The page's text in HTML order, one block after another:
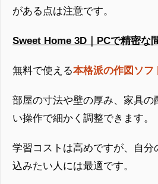
がある点は注意です。
Sweet Home 3D｜PCで精密な
無料で使える本格派の作図ソフ
部屋の寸法や壁の厚み、家具の
い操作で細かく調整できます。
学習コストは高めですが、自分
込みたい人には最適です。